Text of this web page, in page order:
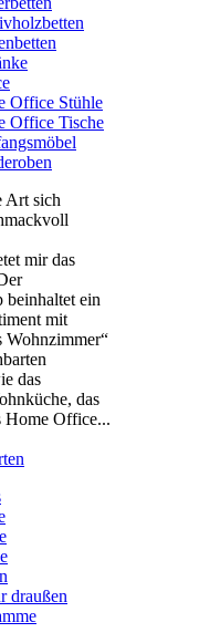
Office Stühle
Office Tische
Art sich
mir das
beinhaltet ein
mit
Wohnzimmer“
das
das
Home Office...
draußen